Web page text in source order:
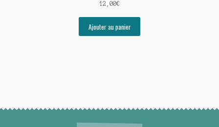
12,00€
Ajouter au panier